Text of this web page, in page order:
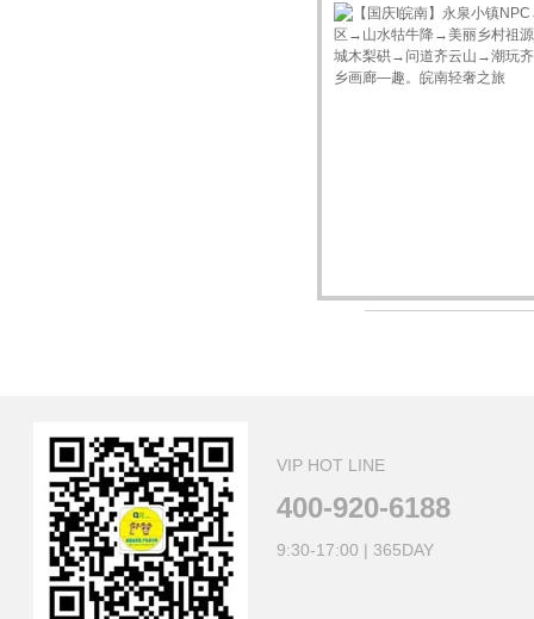
VIP HOT LINE
400-920-6188
9:30-17:00 | 365DAY